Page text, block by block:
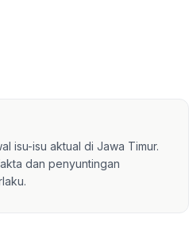
isu-isu aktual di Jawa Timur.
dan penyuntingan